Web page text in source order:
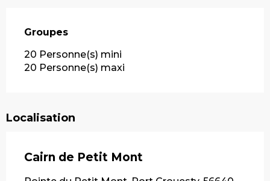
Groupes
Groupes
20 Personne(s) mini
20 Personne(s) maxi
Localisation
Cairn de Petit Mont